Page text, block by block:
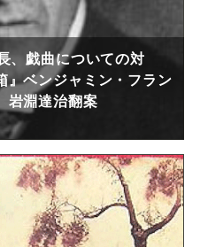
、戯曲についての対
』ベンジャミン・フラン
岩淵達治翻案